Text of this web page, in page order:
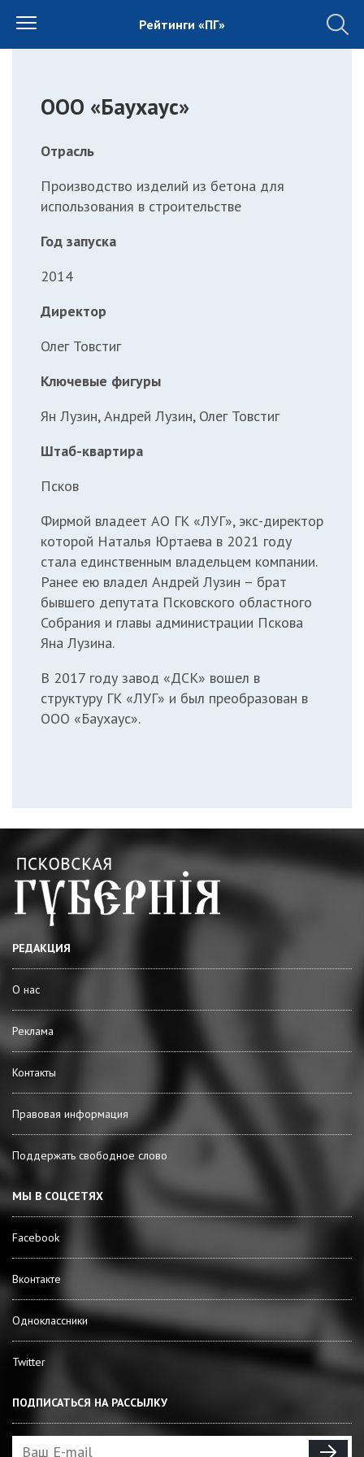
Рейтинги «ПГ»
ООО «Баухаус»
Отрасль
Производство изделий из бетона для
использования в строительстве
Год запуска
2014
Директор
Олег Товстиг
Ключевые фигуры
Ян Лузин, Андрей Лузин, Олег Товстиг
Штаб-квартира
Псков
Фирмой владеет АО ГК «ЛУГ», экс-директор
которой Наталья Юртаева в 2021 году
стала единственным владельцем компании.
Ранее ею владел Андрей Лузин – брат
бывшего депутата Псковского областного
Собрания и главы администрации Пскова
Яна Лузина.
В 2017 году завод «ДСК» вошел в
структуру ГК «ЛУГ» и был преобразован в
ООО «Баухаус».
РЕДАКЦИЯ
О нас
Реклама
Контакты
Правовая информация
Поддержать свободное слово
МЫ В СОЦСЕТЯХ
Facebook
Вконтакте
Одноклассники
Twitter
ПОДПИСАТЬСЯ НА РАССЫЛКУ